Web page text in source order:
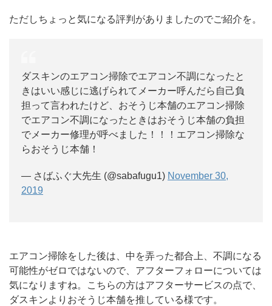
ただしちょっと気になる評判がありましたのでご紹介を。
ダスキンのエアコン掃除でエアコン不調になったと
きはいい感じに逃げられてメーカー呼んだら自己負
担って言われたけど、おそうじ本舗のエアコン掃除
でエアコン不調になったときはおそうじ本舗の負担
でメーカー修理が呼べました！！！エアコン掃除な
らおそうじ本舗！
— さばふぐ大先生 (@sabafugu1) November 30,
2019
エアコン掃除をした後は、中を弄った都合上、不調になる
可能性がゼロではないので、アフターフォローについては
気になりますね。こちらの方はアフターサービスの点で、
ダスキンよりおそうじ本舗を推している様です。